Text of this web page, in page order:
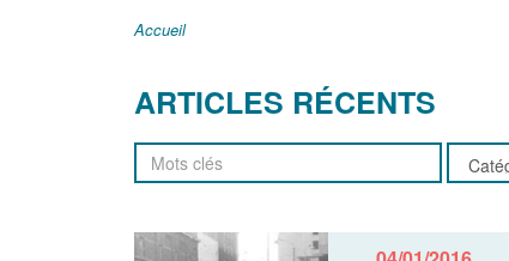
Accueil
ARTICLES RÉCENTS